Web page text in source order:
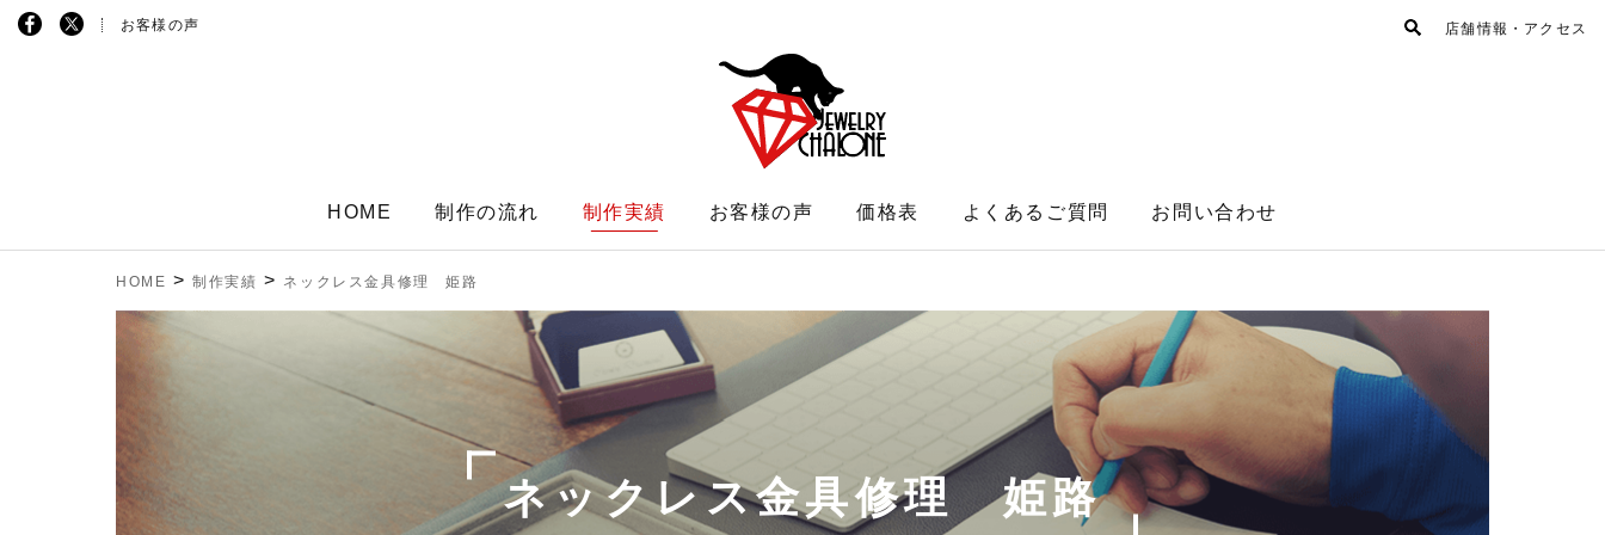
お客様の声 店舗情報・アクセス
HOME 制作の流れ 制作実績 お客様の声 価格表 よくあるご質問 お問い合わせ
HOME >制作実績 > ネックレス金具修理 姫路
ネックレス金具修理 姫路